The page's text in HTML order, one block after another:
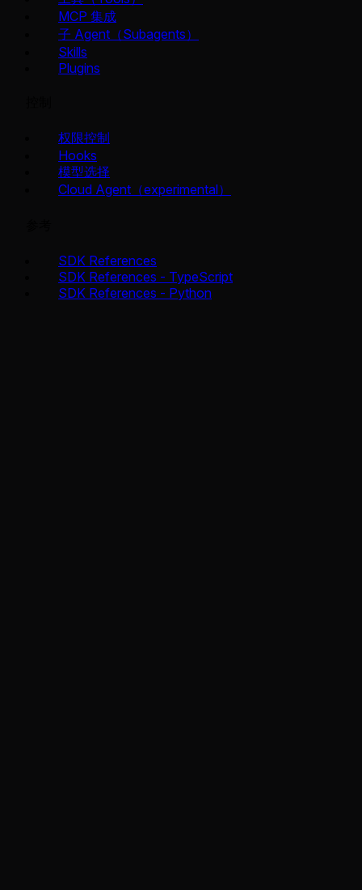
MCP 集成
子 Agent（Subagents）
Skills
Plugins
权限控制
Hooks
模型选择
Cloud Agent（experimental）
SDK References
SDK References - TypeScript
SDK References - Python